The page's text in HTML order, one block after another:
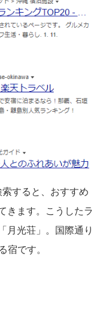
索すると、おすすめ
きます。こうしたラ
月光荘」。国際通り
宿です。